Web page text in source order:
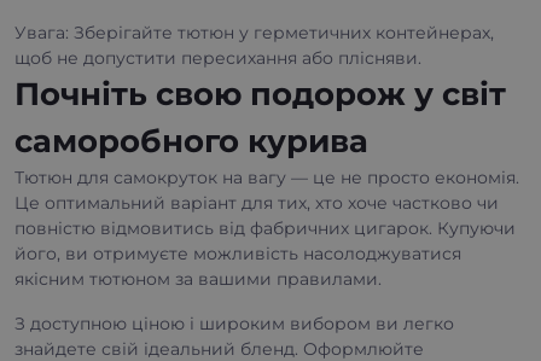
Увага: Зберігайте тютюн у герметичних контейнерах,
щоб не допустити пересихання або плісняви.
Почніть свою подорож у світ
саморобного курива
Тютюн для самокруток на вагу — це не просто економія.
Це оптимальний варіант для тих, хто хоче частково чи
повністю відмовитись від фабричних цигарок. Купуючи
його, ви отримуєте можливість насолоджуватися
якісним тютюном за вашими правилами.
З доступною ціною і широким вибором ви легко
знайдете свій ідеальний бленд. Оформлюйте